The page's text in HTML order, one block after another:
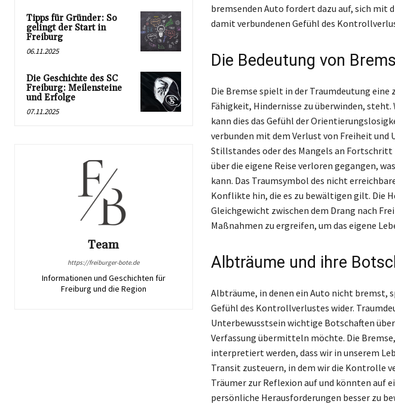
Tipps für Gründer: So
gelingt der Start in
Freiburg
06.11.2025
Die Geschichte des SC
Freiburg: Meilensteine
und Erfolge
07.11.2025
Team
https://freiburger-bote.de
Informationen und Geschichten für
Freiburg und die Region
bremsenden Auto fordert dazu auf, sich mit
damit verbundenen Gefühl des
Die Bedeutung von
Die Bremse spielt in der Traumdeutung
Fähigkeit, Hindernisse zu überwinden,
kann dies das Gefühl der
verbunden mit dem Verlust von Freiheit und
Stillstandes oder des Mangels an
über die eigene Reise verloren gegangen,
kann. Das Traumsymbol des nicht
Konflikte hin, die es zu bewältigen gilt. Die
Gleichgewicht zwischen dem Drang nach
Maßnahmen zu ergreifen, um das eigene
Albträume und ihre
Albträume, in denen ein Auto nicht bremst,
Gefühl des Kontrollverlustes wider.
Unterbewusstsein wichtige Botschaften
Verfassung übermitteln möchte. Die
interpretiert werden, dass wir in unserem
Transit zusteuern, in dem wir die Kontrolle
Träumer zur Reflexion auf und könnten auf
persönliche Herausforderungen besser zu